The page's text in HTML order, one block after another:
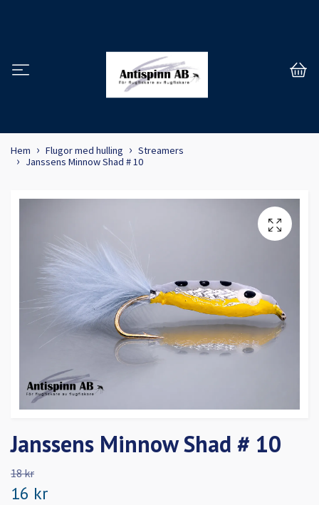
Hem Flugor med hulling
Streamers
Janssens Minnow Shad # 10
Janssens Minnow Shad # 10
18 kr
16 kr